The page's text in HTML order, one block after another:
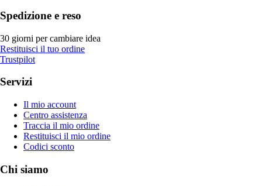
Spedizione e reso
30 giorni per cambiare idea
Restituisci il tuo ordine
Trustpilot
Servizi
Il mio account
Centro assistenza
Traccia il mio ordine
Restituisci il mio ordine
Codici sconto
Chi siamo